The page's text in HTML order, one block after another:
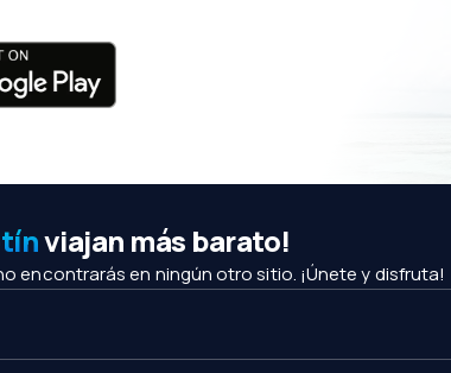
viajan más barato!
encontrarás en ningún otro sitio. ¡Únete y disfruta!